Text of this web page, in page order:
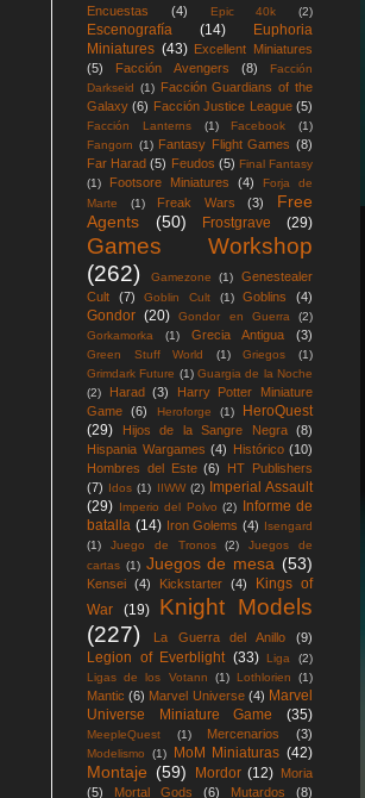
Encuestas
(4) Epic 40k (2)
Escenografía (14)
Euphoria
Miniatures (43) Excellent Miniatures
(5)
Facción Avengers (8)
Facción
Darkseid (1) Facción Guardians of the
Galaxy (6) Facción Justice League (5)
Facción Lanterns (1) Facebook
(1)
Fangorn (1) Fantasy Flight Games (8)
Far Harad (5) Feudos (5) Final Fantasy
(1)
Footsore Miniatures (4)
Forja de
Marte
(1) Freak Wars (3)
Free
Agents
(50) Frostgrave (29)
Games Workshop
(262)
Gamezone (1)
Genestealer
Cult
(7) Goblin Cult (1) Goblins (4)
Gondor (20) Gondor en Guerra
(2)
Gorkamorka
(1) Grecia Antigua (3)
Green Stuff World (1) Griegos
(1)
Grimdark Future (1) Guargia de la Noche
(2)
Harad (3)
Harry Potter Miniature
Game
(6) Heroforge (1)
HeroQuest
(29)
Hijos de la Sangre Negra
(8)
Hispania Wargames (4) Histórico (10)
Hombres del Este (6)
HT Publishers
(7) Idos (1) IIWW (2)
Imperial Assault
(29) Imperio del Polvo (2)
Informe de
batalla (14) Iron Golems (4) Isengard
(1)
Juego de Tronos (2)
Juegos de
cartas (1) Juegos de mesa (53)
Kensei (4) Kickstarter (4)
Kings of
War
(19)
Knight Models
(227)
La Guerra del Anillo (9)
Legion of Everblight (33) Liga
(2)
Ligas de los Votann
(1) Lothlorien (1)
Mantic (6) Marvel Universe (4) Marvel
Universe Miniature Game
(35)
MeepleQuest (1) Mercenarios (3)
Modelismo (1) MoM Miniaturas (42)
Montaje (59) Mordor (12) Moria
(5)
Mortal Gods (6) Mutardos (8)